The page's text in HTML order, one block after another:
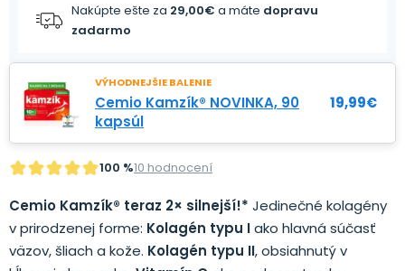
Nakúpte ešte za 29,00€ a máte dopravu
zadarmo
VÝHODNEJŠIE BALENIE
Cemio Kamzík® NOVINKA, 90
kapsúl
19,99€
100 %10 hodnocení
Cemio Kamzík® teraz 2× silnejší!* Jedinečné kolagény
v prirodzenej forme: Kolagén typu Iako hlavná súčasť
väzov, šliach a kože. Kolagén typu II, obsiahnutý v